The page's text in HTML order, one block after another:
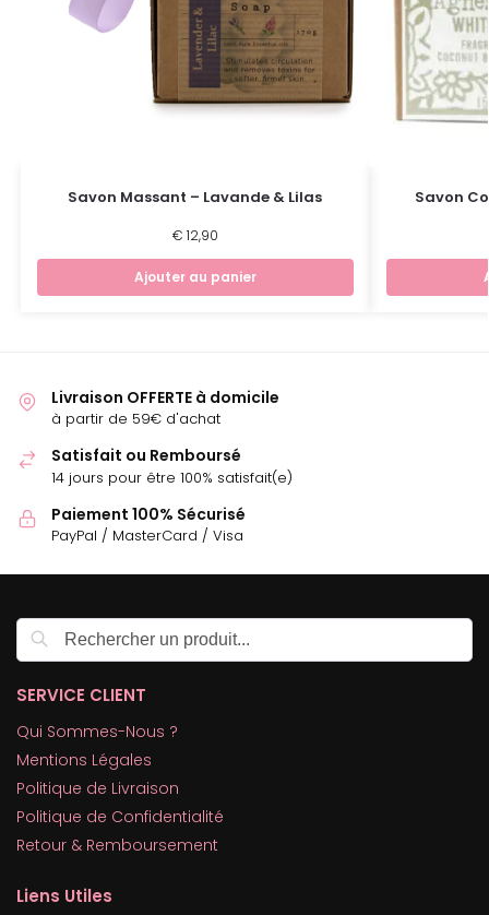
Savon Massant – Lavande & Lilas
€ 12,90
Ajouter au panier
Savon
Livraison OFFERTE à domicile
à partir de 59€ d'achat
Satisfait ou Remboursé
14 jours pour être 100% satisfait(e)
Paiement 100% Sécurisé
PayPal / MasterCard / Visa
SERVICE CLIENT
Qui Sommes-Nous ?
Mentions Légales
Politique de Livraison
Politique de Confidentialité
Retour & Remboursement
Liens Utiles